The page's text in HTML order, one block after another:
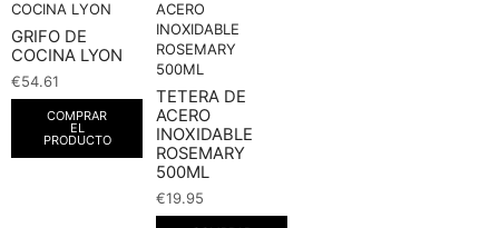
GRIFO DE
COCINA LYON
€54.61
COMPRAR
EL
PRODUCTO
TETERA DE
ACERO
INOXIDABLE
ROSEMARY
500ML
€19.95